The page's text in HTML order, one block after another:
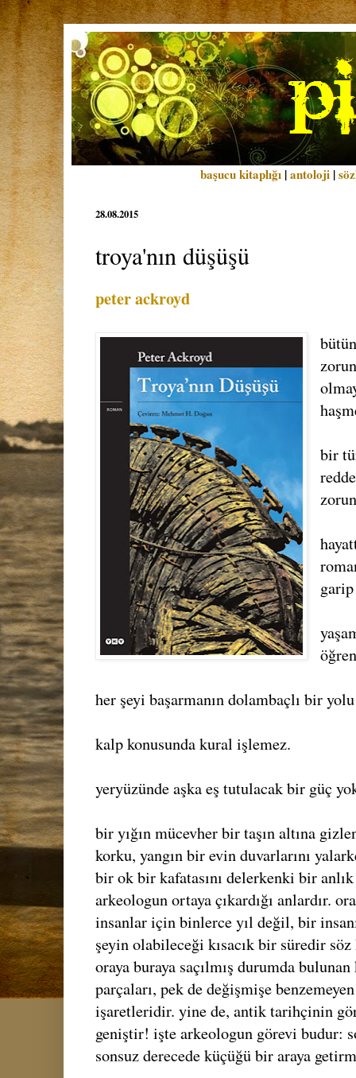
başucu kitaplığı |antoloji |
28.08.2015
troya'nın düşüşü
peter ackroyd
bir
her şeyi başarmanın dolambaçlı bir
kalp konusunda kural işlemez.
yeryüzünde aşka eş tutulacak bir güç
bir yığın mücevher bir taşın altına
korku, yangın bir evin duvarlarını
bir ok bir kafatasını delerkenki bir
arkeologun ortaya çıkardığı anlardır.
insanlar için binlerce yıl değil, bir
şeyin olabileceği kısacık bir süredir
oraya buraya saçılmış durumda
parçaları, pek de değişmişe
işaretleridir. yine de, antik tarihçinin
geniştir! işte arkeologun görevi budur:
sonsuz derecede küçüğü bir araya